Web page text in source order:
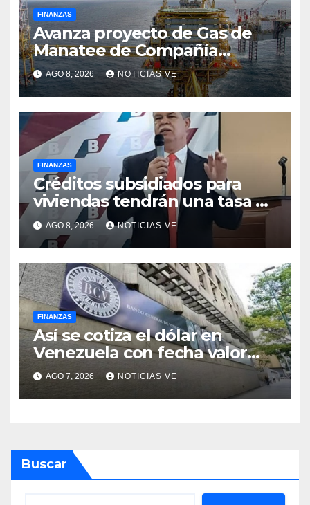
FINANZAS
Avanza proyecto de Gas de
Manatee de Compañía
Nacional de Gas de Trinidad y
Tobago
AGO 8, 2026 NOTICIAS VE
FINANZAS
Créditos subsidiados para
viviendas tendrán una tasa de
5% y se analiza exoneración
de aranceles
AGO 8, 2026 NOTICIAS VE
FINANZAS
Así se cotiza el dólar en
Venezuela con fecha valor
lunes 10 de agosto de 2026
AGO 7, 2026 NOTICIAS VE
Buscar